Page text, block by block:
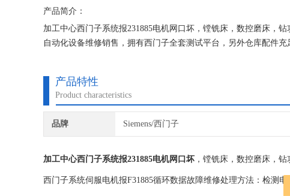
产品简介：
加工中心西门子系统报231885电机网口坏，镗铣床，数控磨床，
自动化设备维修销售，拥有西门子全套测试平台，另外仓库配件
产品特性
Product characteristics
品牌 Siemens/西门子
加工中心西门子系统报231885电机网口坏 ，镗铣床，数控磨床，
西门子系统伺服电机报F31885循环数据故障维修处理方法：检测